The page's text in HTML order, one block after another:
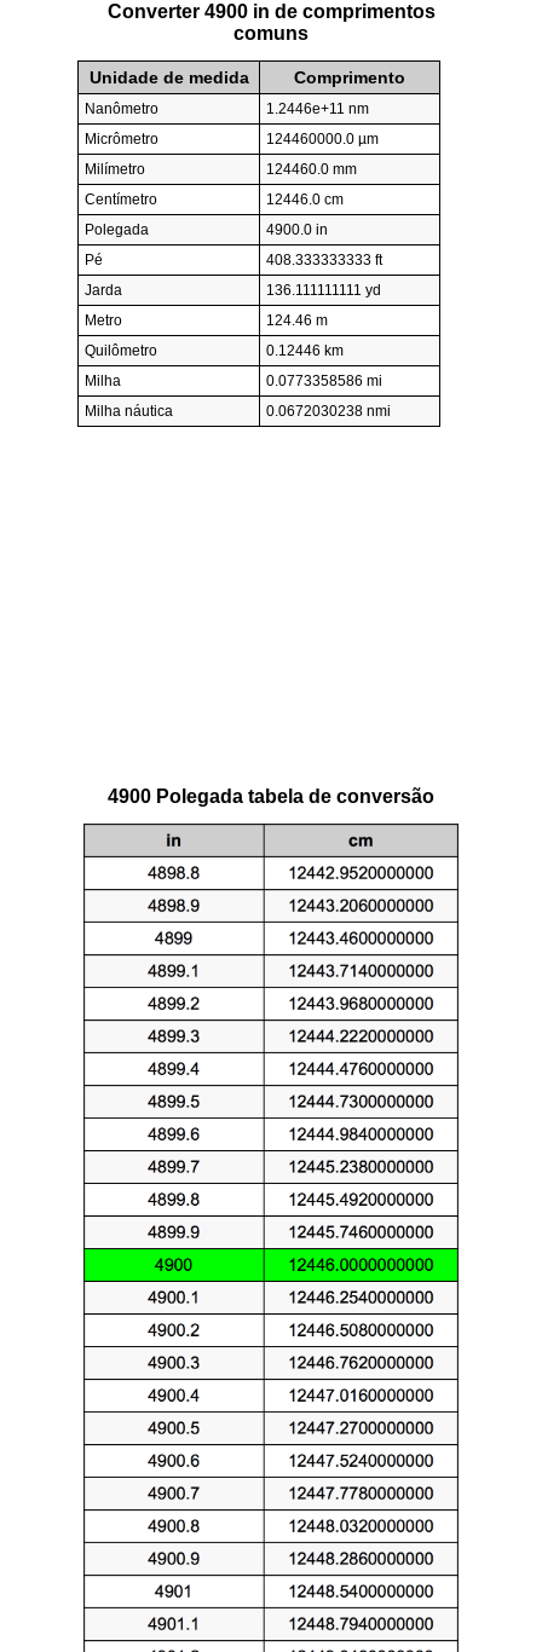
Converter 4900 in de comprimentos
comuns
Unidade de medida Comprimento
Nanômetro
1.2446e+11 nm
Micrômetro
124460000.0 µm
Milímetro
124460.0 mm
Centímetro
12446.0 cm
Polegada
4900.0 in
Pé
408.333333333 ft
Jarda
136.111111111 yd
Metro
124.46 m
Quilômetro
0.12446 km
Milha
0.0773358586 mi
Milha náutica
0.0672030238 nmi
4900 Polegada tabela de conversão